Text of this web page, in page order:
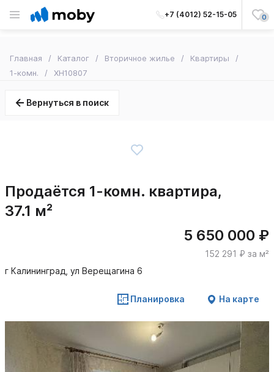
+7 (4012) 52-15-05 0
Главная Каталог Вторичное жилье
Квартиры
1-комн.
XH10807
Вернуться в поиск
Продаётся 1-комн. квартира,
37.1 м²
5 650 000 ₽
152 291 ₽ за м²
г Калининград, ул Верещагина 6
Планировка На карте